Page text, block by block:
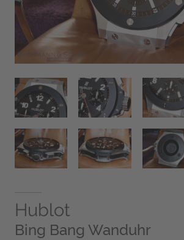
Hublot
Bing Bang Wanduhr